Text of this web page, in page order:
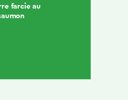
farcie au